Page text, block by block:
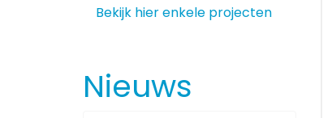
Bekijk hier enkele projecten
Nieuws